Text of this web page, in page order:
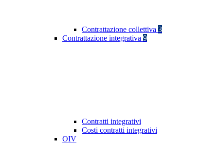
Contrattazione collettiva 3
Contrattazione integrativa 9
Contratti integrativi
Costi contratti integrativi
OIV